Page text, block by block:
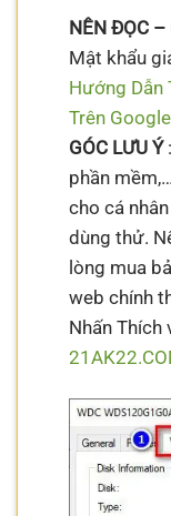
NÊN ĐỌC –
Mật khẩu
Hướng Dẫn
Trên
GÓC LƯU Ý
phần
cho cá
dùng thử.
lòng mua
web chính
Nhấn Thích